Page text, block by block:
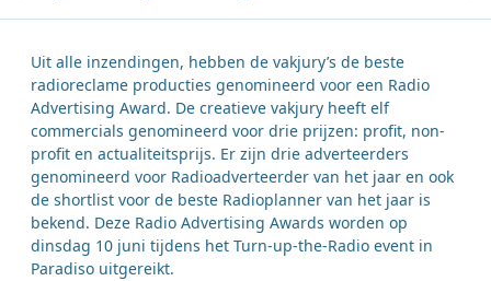
Uit alle inzendingen, hebben de vakjury’s de beste
radioreclame producties genomineerd voor een Radio
Advertising Award. De creatieve vakjury heeft elf
commercials genomineerd voor drie prijzen: profit, non-
profit en actualiteitsprijs. Er zijn drie adverteerders
genomineerd voor Radioadverteerder van het jaar en ook
de shortlist voor de beste Radioplanner van het jaar is
bekend. Deze Radio Advertising Awards worden op
dinsdag 10 juni tijdens het Turn-up-the-Radio event in
Paradiso uitgereikt.